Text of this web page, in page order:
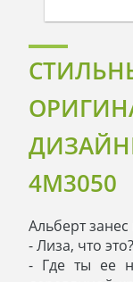
4M3050
Альберт
- Лиза, что
- Где ты ее